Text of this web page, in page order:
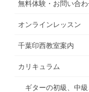
無料体験・お問い合
オンラインレッスン
千葉印西教室案内
カリキュラム
ギターの初級、中